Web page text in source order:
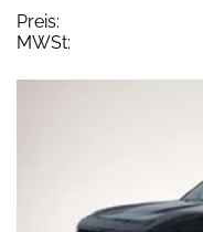
Preis:
MWSt: